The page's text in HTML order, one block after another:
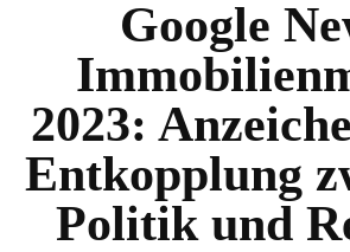
Google
2023:
Entkopplung
Politik und